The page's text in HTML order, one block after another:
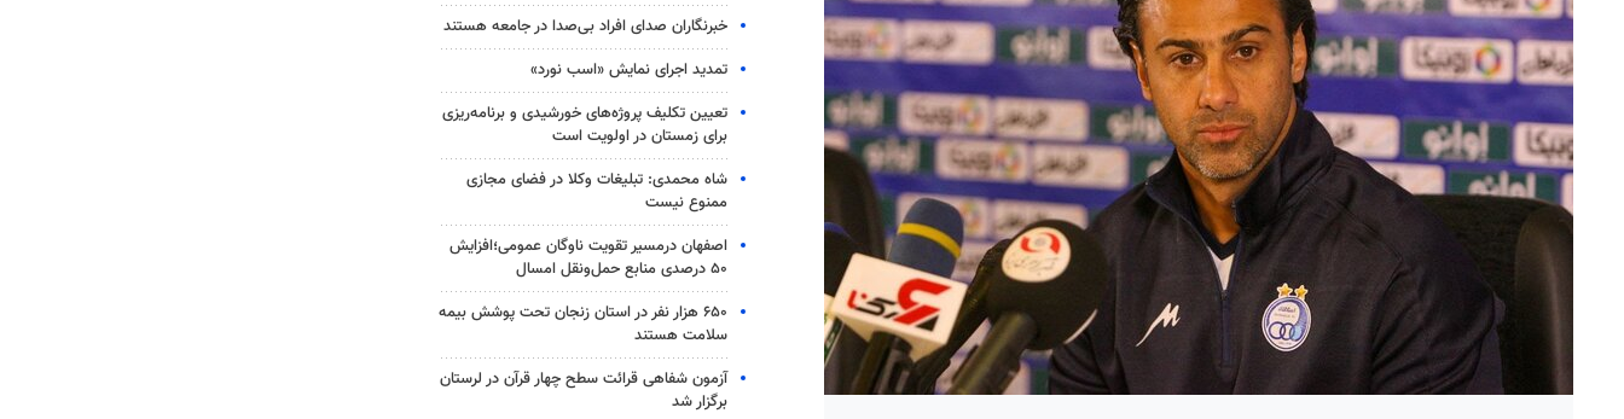
خبرنگاران صدای افراد بی‌صدا در جامعه هستند
تمدید اجرای نمایش «اسب نورد»
تعیین تکلیف پروژه‌های خورشیدی و برنامه‌ریزی
برای زمستان در اولویت است
شاه محمدی: تبلیغات وکلا در فضای مجازی
ممنوع نیست
اصفهان درمسیر تقویت ناوگان عمومی؛افزایش
۵۰ درصدی منابع حمل‌ونقل امسال
۶۵۰ هزار نفر در استان زنجان تحت پوشش بیمه
سلامت هستند
آزمون شفاهی قرائت سطح چهار قرآن در لرستان
برگزار شد